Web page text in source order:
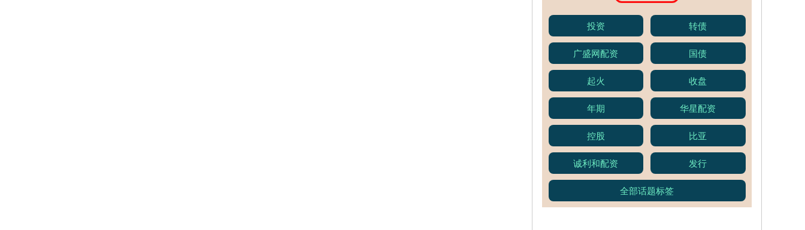
投资 转债
广盛网配资 国债
起火 收盘
年期 华星配资
控股 比亚
诚利和配资 发行
全部话题标签